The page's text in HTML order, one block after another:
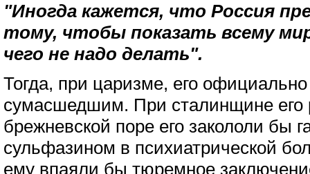
"Иногда кажется, что Россия
тому, чтобы показать всему
чего не надо делать".
Тогда, при царизме, его
сумасшедшим. При сталинщине его
брежневской поре его закололи бы
сульфазином в психиатрической
ему впаяли бы тюремное